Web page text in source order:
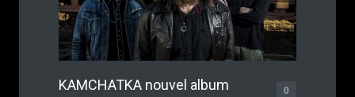
KAMCHATKA nouvel album 0